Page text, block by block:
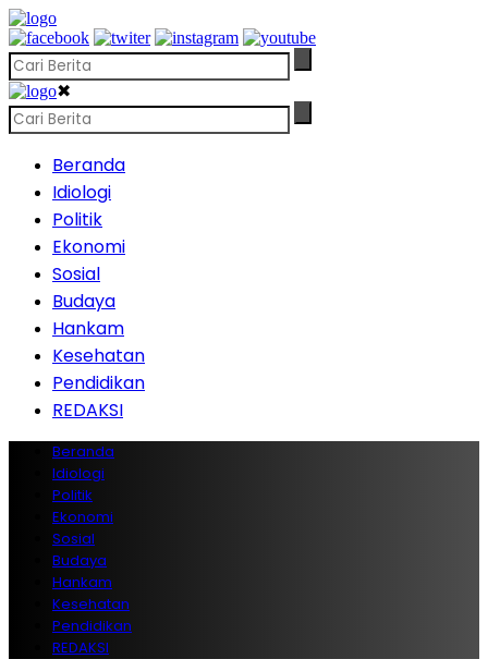
✖
Beranda
Idiologi
Politik
Ekonomi
Sosial
Budaya
Hankam
Kesehatan
Pendidikan
REDAKSI
Beranda
Idiologi
Politik
Ekonomi
Sosial
Budaya
Hankam
Kesehatan
Pendidikan
REDAKSI